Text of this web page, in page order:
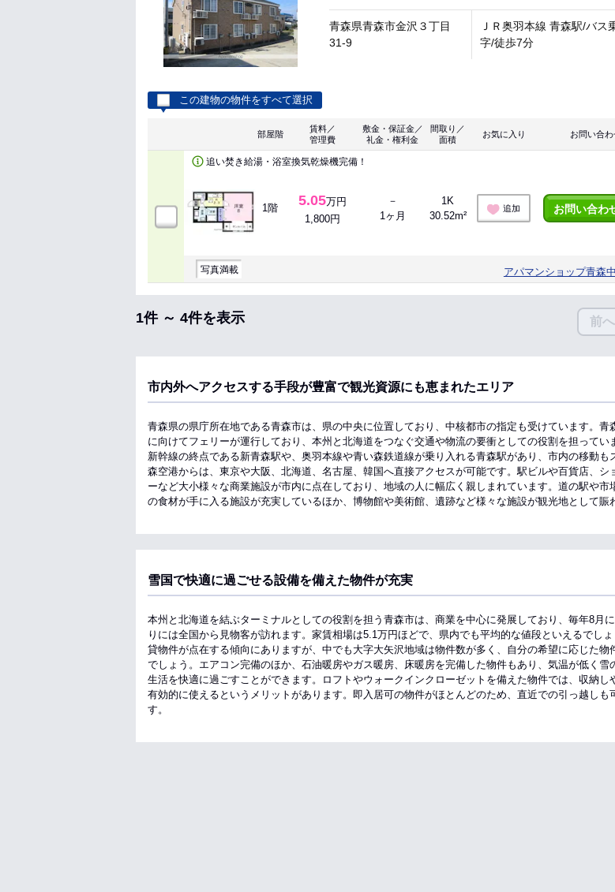
青森県青森市金沢３丁目
31-9
ＪＲ奥羽本線 青森駅/バス
字/徒歩7分
この建物の物件をすべて選択
部屋階
賃料／
管理費
敷金・保証金／
礼金・権利金
間取り／
面積
お気に入り お問い合
追い焚き給湯・浴室換気乾燥機完備！
1階 5.05万円
1,800円
－
1ヶ月
1K
30.52m²
追加 お問い合わ
写真満載 アパマンショップ青森
1件 ～ 4件を表示 前へ
市内外へアクセスする手段が豊富で観光資源にも恵まれたエリア
青森県の県庁所在地である青森市は、県の中央に位置しており、中核都市の指定も受けています。青
に向けてフェリーが運行しており、本州と北海道をつなぐ交通や物流の要衝としての役割を担ってい
新幹線の終点である新青森駅や、奥羽本線や青い森鉄道線が乗り入れる青森駅があり、市内の移動も
森空港からは、東京や大阪、北海道、名古屋、韓国へ直接アクセスが可能です。駅ビルや百貨店、シ
ーなど大小様々な商業施設が市内に点在しており、地域の人に幅広く親しまれています。道の駅や市
の食材が手に入る施設が充実しているほか、博物館や美術館、遺跡など様々な施設が観光地として賑
雪国で快適に過ごせる設備を備えた物件が充実
本州と北海道を結ぶターミナルとしての役割を担う青森市は、商業を中心に発展しており、毎年8月
りには全国から見物客が訪れます。家賃相場は5.1万円ほどで、県内でも平均的な値段といえるでし
貸物件が点在する傾向にありますが、中でも大字大矢沢地域は物件数が多く、自分の希望に応じた物
でしょう。エアコン完備のほか、石油暖房やガス暖房、床暖房を完備した物件もあり、気温が低く雪
生活を快適に過ごすことができます。ロフトやウォークインクローゼットを備えた物件では、収納し
有効的に使えるというメリットがあります。即入居可の物件がほとんどのため、直近での引っ越しも
す。